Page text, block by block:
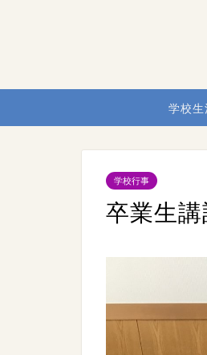
学校生
学校行事
卒業生